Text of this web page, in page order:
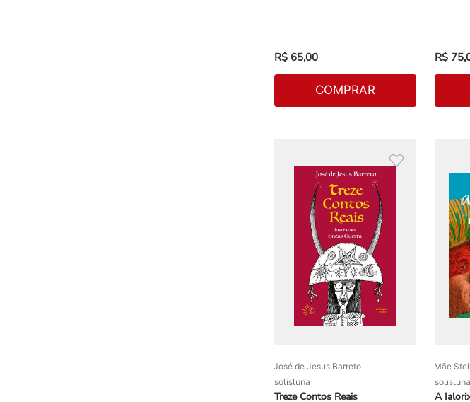
R$ 65,00
COMPRAR
R$ 75,
José de Jesus Barreto
solisluna
Treze Contos Reais
Mãe
solisluna
A